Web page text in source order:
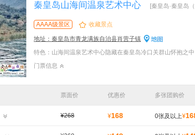
秦皇岛山海间温泉艺术中心 [秦皇岛·秦皇岛
AAAA级景区 收藏景点
地址：秦皇岛市青龙满族自治县肖营子镇
门票信息
票面价 优惠价 多张团购价
¥268 ¥168 0张及以上¥